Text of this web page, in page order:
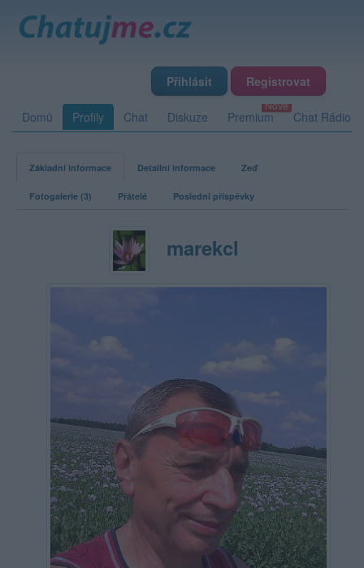
Přihlásit Registrovat
Domů Profily Chat Diskuze Premium Chat Rádio
Základní informace Detailní informace Zeď
Fotogalerie (3) Přátelé Poslední příspěvky
marekcl